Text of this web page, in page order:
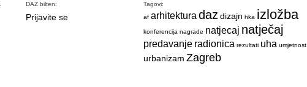
DAZ bilten:
Prijavite se
Tagovi:
af arhitektura daz dizajn hka izložba
konferencija nagrade natjecaj natječaj
predavanje radionica rezultati uha umjetnost
urbanizam Zagreb